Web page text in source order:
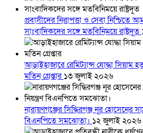
প্রবাসীদের নিরাপত্তা ও সেবা নিশ্চিতে
সাংবাদিকদের সঙ্গে মতবিনিময়ে রাষ্ট্রদূত
আড়াইহাজারে রেমিট্যান্স যোদ্ধা সিয়াম
মতিন গ্রেপ্তার১৩ জুলাই ২০২৬
নারায়ণগঞ্জের সিদ্ধিরগঞ্জ নূর হোসেনের
বিএনপিতে সমঝোতা। ১২ জুলাই ২০২৬